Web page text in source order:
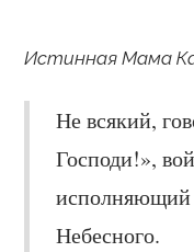
Истинная Мама
Не всякий,
Господи!»,
Небесного.